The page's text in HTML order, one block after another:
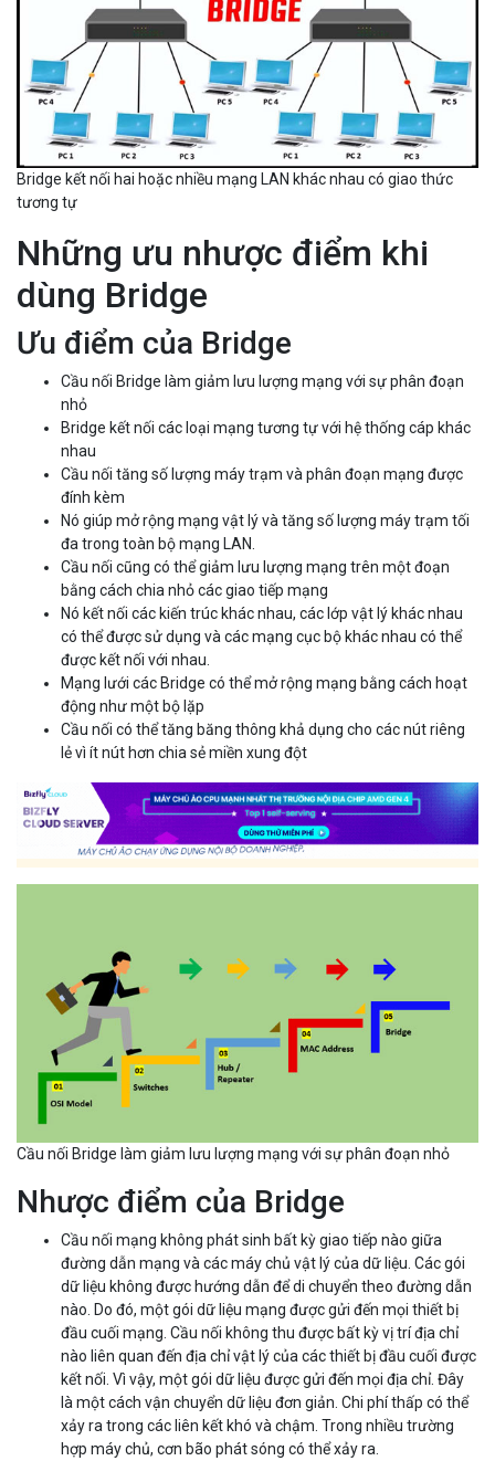
Bridge kết nối hai hoặc nhiều mạng LAN khác nhau có giao thức
tương tự
Những ưu nhược điểm khi
dùng Bridge
Ưu điểm của Bridge
Cầu nối Bridge làm giảm lưu lượng mạng với sự phân đoạn
nhỏ
Bridge kết nối các loại mạng tương tự với hệ thống cáp khác
nhau
Cầu nối tăng số lượng máy trạm và phân đoạn mạng được
đính kèm
Nó giúp mở rộng mạng vật lý và tăng số lượng máy trạm tối
đa trong toàn bộ mạng LAN.
Cầu nối cũng có thể giảm lưu lượng mạng trên một đoạn
bằng cách chia nhỏ các giao tiếp mạng
Nó kết nối các kiến trúc khác nhau, các lớp vật lý khác nhau
có thể được sử dụng và các mạng cục bộ khác nhau có thể
được kết nối với nhau.
Mạng lưới các Bridge có thể mở rộng mạng bằng cách hoạt
động như một bộ lặp
Cầu nối có thể tăng băng thông khả dụng cho các nút riêng
lẻ vì ít nút hơn chia sẻ miền xung đột
Cầu nối Bridge làm giảm lưu lượng mạng với sự phân đoạn nhỏ
Nhược điểm của Bridge
Cầu nối mạng không phát sinh bất kỳ giao tiếp nào giữa
đường dẫn mạng và các máy chủ vật lý của dữ liệu. Các gói
dữ liệu không được hướng dẫn để di chuyển theo đường dẫn
nào. Do đó, một gói dữ liệu mạng được gửi đến mọi thiết bị
đầu cuối mạng. Cầu nối không thu được bất kỳ vị trí địa chỉ
nào liên quan đến địa chỉ vật lý của các thiết bị đầu cuối được
kết nối. Vì vậy, một gói dữ liệu được gửi đến mọi địa chỉ. Đây
là một cách vận chuyển dữ liệu đơn giản. Chi phí thấp có thể
xảy ra trong các liên kết khó và chậm. Trong nhiều trường
hợp máy chủ, cơn bão phát sóng có thể xảy ra.